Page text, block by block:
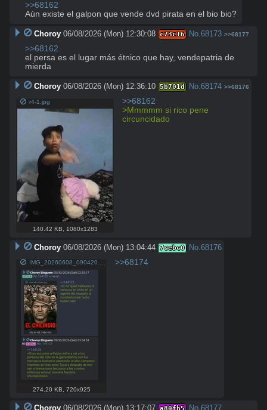
>>68162
Aún existe el galpon que vende dvd pirata en el bio bio?
Choroy 06/08/2026 (Mon) 12:30:08 c73c16 No.68173 >>68177
>>68162
el persa es el lugar más étnico que hay, vendepatria de
mierda
Choroy 06/08/2026 (Mon) 12:36:10 5b701d No.68174 >>68176
r4-1.jpg
140.42 KB 1080x1283
>>68162
>Mmmmm si rico pene
circuncidado
Choroy 06/08/2026 (Mon) 13:04:44 7cebc0 No. 68176
274.20 KB 720x925
>>68174
Choroy 06/08/2026 (Mon) 13:17:07 No. 68177